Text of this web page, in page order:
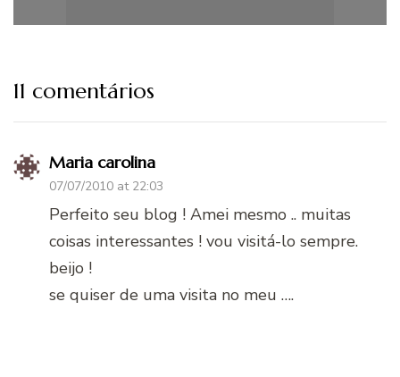
11 comentários
Maria carolina
07/07/2010 at 22:03
Perfeito seu blog ! Amei mesmo .. muitas
coisas interessantes ! vou visitá-lo sempre.
beijo !
se quiser de uma visita no meu ….